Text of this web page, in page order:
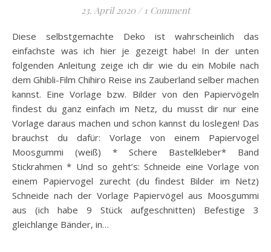
23. April 2020 / 1 Comment
Diese selbstgemachte Deko ist wahrscheinlich das
einfachste was ich hier je gezeigt habe! In der unten
folgenden Anleitung zeige ich dir wie du ein Mobile nach
dem Ghibli-Film Chihiro Reise ins Zauberland selber machen
kannst. Eine Vorlage bzw. Bilder von den Papiervögeln
findest du ganz einfach im Netz, du musst dir nur eine
Vorlage daraus machen und schon kannst du loslegen! Das
brauchst du dafür: Vorlage von einem Papiervogel
Moosgummi (weiß) * Schere Bastelkleber* Band
Stickrahmen * Und so geht’s: Schneide eine Vorlage von
einem Papiervogel zurecht (du findest Bilder im Netz)
Schneide nach der Vorlage Papiervögel aus Moosgummi
aus (ich habe 9 Stück aufgeschnitten) Befestige 3
gleichlange Bänder, in…